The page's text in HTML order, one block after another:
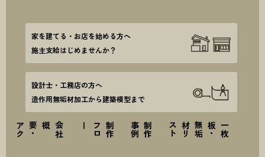
家を建てる・お店を始める方へ
施主支給はじめませんか？
設計士・工務店の方へ
造作用無垢材加工から建築模型まで
一
枚
板
・
無
垢
材
リ
ス
ト
制
作
事
例
制
作
フ
ロ
会
社
概要
・
ア
ク
セ